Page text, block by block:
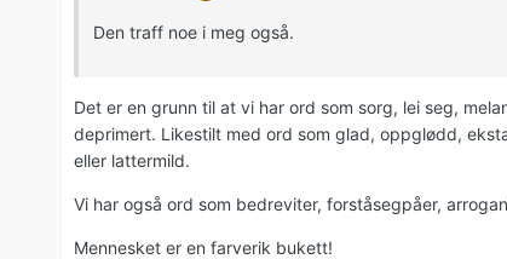
Den traff noe i meg også.
Det er en grunn til at vi har ord som sorg, lei seg,
deprimert. Likestilt med ord som glad, oppglødd,
eller lattermild.
Vi har også ord som bedreviter, forståsegpåer,
Mennesket er en farverik bukett!